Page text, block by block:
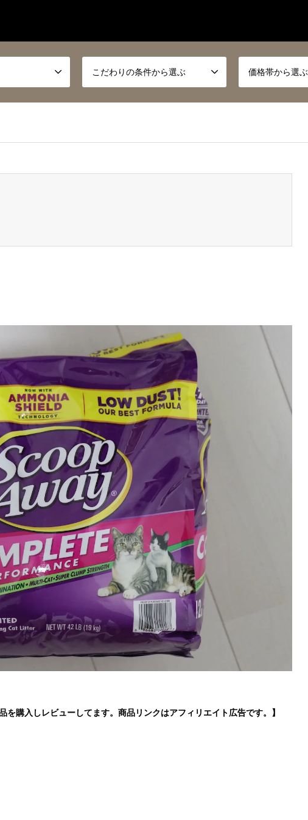
こだわりの条件から選ぶ 価格帯から選ぶ
を購入しレビューしてます。商品リンクはアフィリエイト広告です。】